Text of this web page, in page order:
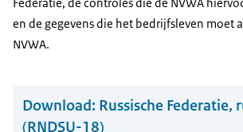
en de gegevens die het bedrijfsleven moet
NVWA.
Download: Russische Federatie,
(RNDSU-18)